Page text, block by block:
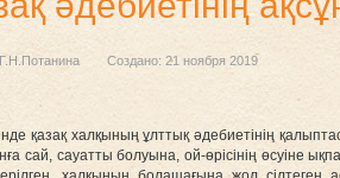
Создано: 21 ноября 2019
қазақ халқының ұлттық әдебиетінің
сауатты болуына, ой-өрісінің өсуіне